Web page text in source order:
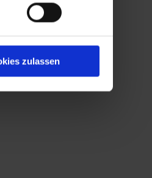
zulassen